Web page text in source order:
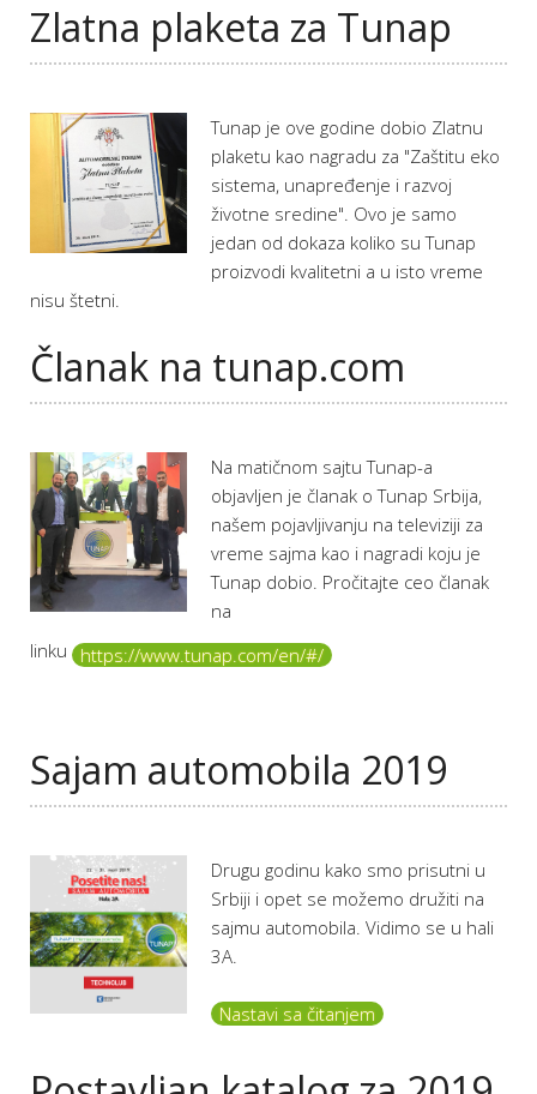
Zlatna plaketa za Tunap
Tunap je ove godine dobio Zlatnu
plaketu kao nagradu za "Zaštitu eko
sistema, unapređenje i razvoj
životne sredine". Ovo je samo
jedan od dokaza koliko su Tunap
proizvodi kvalitetni a u isto vreme
nisu štetni.
Članak na tunap.com
Na matičnom sajtu Tunap-a
objavljen je članak o Tunap Srbija,
našem pojavljivanju na televiziji za
vreme sajma kao i nagradi koju je
Tunap dobio. Pročitajte ceo članak
na
linku https://www.tunap.com/en/#/
Sajam automobila 2019
Drugu godinu kako smo prisutni u
Srbiji i opet se možemo družiti na
sajmu automobila. Vidimo se u hali
3A.
Nastavi sa čitanjem